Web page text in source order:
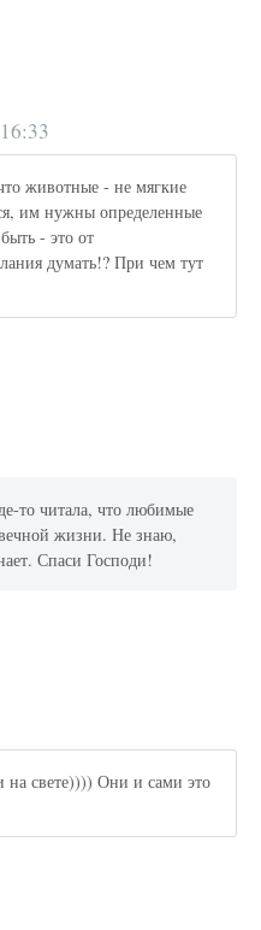
животные - не мягкие
им нужны определенные
- это от
думать!? При чем тут
то читала, что любимые
жизни. Не знаю,
Спаси Господи!
свете)))) Они и сами это